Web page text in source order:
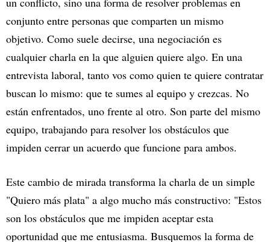
conjunto entre personas que comparten un mismo
objetivo. Como suele decirse, una negociación es
cualquier charla en la que alguien quiere algo. En una
entrevista laboral, tanto vos como quien te quiere contratar
buscan lo mismo: que te sumes al equipo y crezcas. No
están enfrentados, uno frente al otro. Son parte del mismo
equipo, trabajando para resolver los obstáculos que
impiden cerrar un acuerdo que funcione para ambos.
Este cambio de mirada transforma la charla de un simple
"Quiero más plata" a algo mucho más constructivo: "Estos
son los obstáculos que me impiden aceptar esta
oportunidad que me entusiasma. Busquemos la forma de